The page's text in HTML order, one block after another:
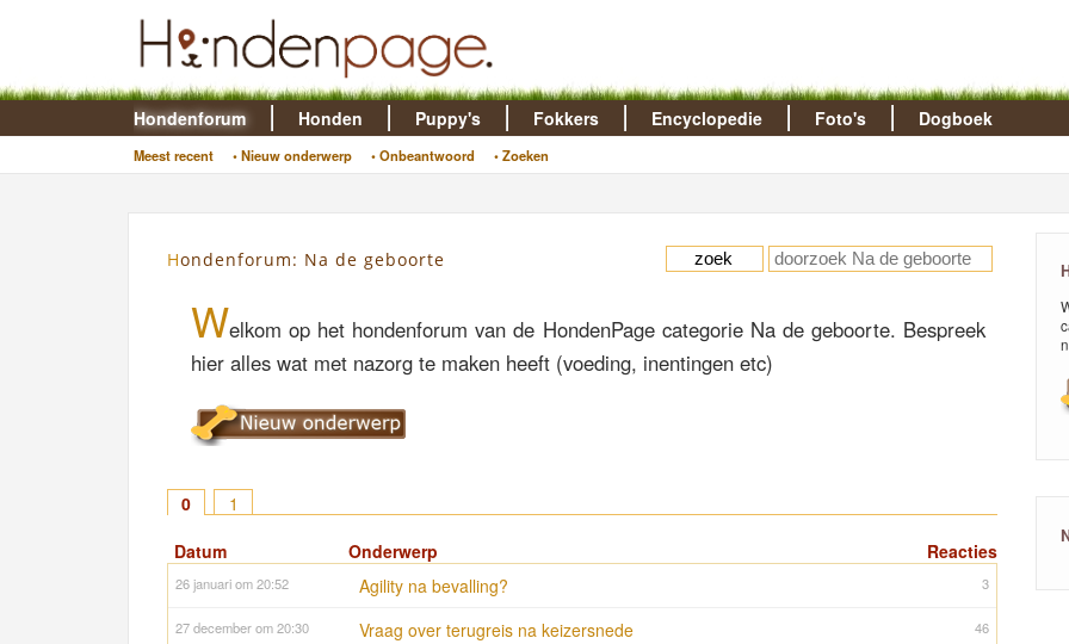
Hondenforum
Meest recent • Nieuw onderwerp • Onbeantwoord • Zoeken
Honden Puppy's Fokkers Encyclopedie Foto's Dogboek
Hondenforum: Na de geboorte
Welkom op het hondenforum van de HondenPage categorie Na de geboorte. Bespreek
hier alles wat met nazorg te maken heeft (voeding, inentingen etc)
0
1
Reacties
Datum Onderwerp
3
26 januari om 20:52 Agility na bevalling?
46
27 december om 20:30 Vraag over terugreis na keizersnede